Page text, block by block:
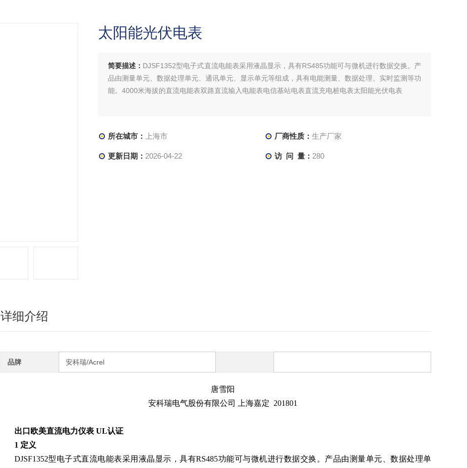
太阳能光伏电表
简要描述： DJSF1352型电子式直流电能表采用液晶显示，具有RS485功能可与微机进行数据交换。产
品由测量单元、数据处理单元、通讯单元、显示单元等组成，具有电能测量、数据处理、实时监测等功
能。4000米海拔的直流电能表双路直流输入电能表电信基站电表直流充电桩电表太阳能光伏电表
所在城市： 上海市 厂商性质： 生产厂家
更新日期： 2026-04-22 访 问 量： 280
详细介绍
品牌 安科瑞/Acrel
唐雪阳
安科瑞电气股份有限公司 上海嘉定 201801
出口欧美直流电力仪表 UL认证
1 定义
DJSF1352型电子式直流电能表采用液晶显示，具有RS485功能可与微机进行数据交换。产品由测量单元、数据处理单